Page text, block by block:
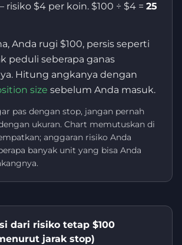
$4 per koin. $100 ÷ $4 = 25
Anda rugi $100, persis seperti
peduli seberapa ganas
Hitung angkanya dengan
size sebelum Anda masuk.
pas dengan stop, jangan pernah
ukuran. Chart memutuskan di
anggaran risiko Anda
banyak unit yang bisa Anda
dari risiko tetap $100
jarak stop)